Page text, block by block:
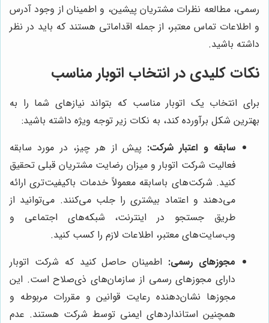
رسمی، مطالعه نظرات مشتریان پیشین، و اطمینان از وجود آدرس
و اطلاعات تماس معتبر، از جمله اقداماتی هستند که باید در نظر
داشته باشید.
نکات کلیدی در انتخاب اتوبار مناسب
برای انتخاب یک اتوبار مناسب که بتواند نیازهای شما را به
بهترین شکل برآورده کند، به نکات زیر توجه ویژه داشته باشید:
سابقه و اعتبار شرکت: پیش از هر چیز، در مورد سابقه
فعالیت شرکت اتوبار و میزان رضایت مشتریان قبلی تحقیق
کنید. شرکت‌های باسابقه معمولاً خدمات باکیفیت‌تری ارائه
می‌دهند و اعتماد بیشتری را جلب می‌کنند. می‌توانید از
طریق جستجو در اینترنت، شبکه‌های اجتماعی و
وب‌سایت‌های معتبر، اطلاعات لازم را کسب کنید.
مجوزهای رسمی: اطمینان حاصل کنید که شرکت اتوبار
دارای مجوزهای رسمی از سازمان‌های ذی‌صلاح است. این
مجوزها نشان‌دهنده رعایت قوانین و مقررات مربوطه و
همچنین استانداردهای ایمنی توسط شرکت هستند. عدم